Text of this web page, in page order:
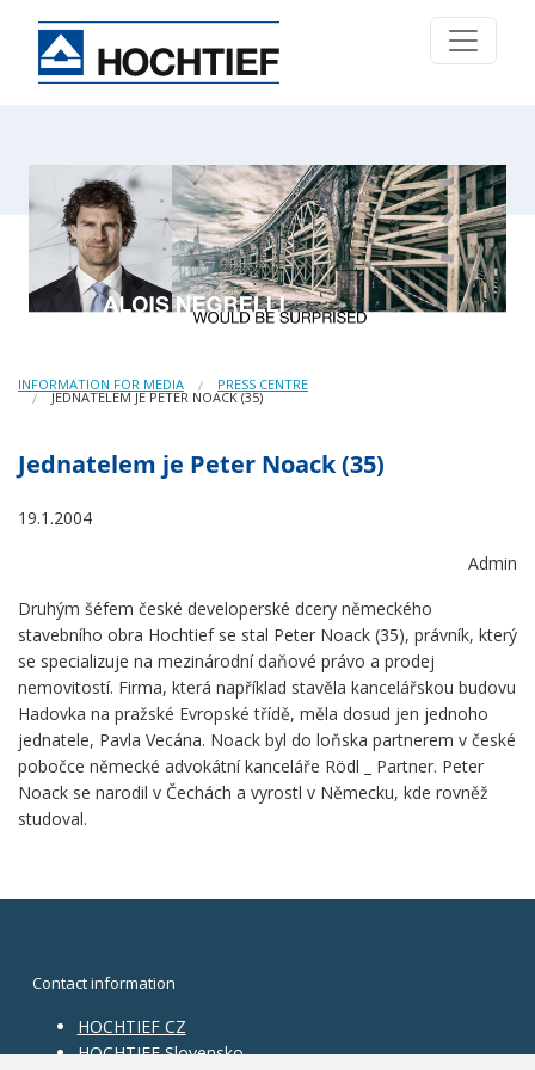
INFORMATION FOR MEDIA PRESS CENTRE
JEDNATELEM JE PETER NOACK (35)
Jednatelem je Peter Noack (35)
19.1.2004
Admin
Druhým šéfem české developerské dcery německého
stavebního obra Hochtief se stal Peter Noack (35), právník, který
se specializuje na mezinárodní daňové právo a prodej
nemovitostí. Firma, která například stavěla kancelářskou budovu
Hadovka na pražské Evropské třídě, měla dosud jen jednoho
jednatele, Pavla Vecána. Noack byl do loňska partnerem v české
pobočce německé advokátní kanceláře Rödl _ Partner. Peter
Noack se narodil v Čechách a vyrostl v Německu, kde rovněž
studoval.
Contact information
HOCHTIEF CZ
HOCHTIEF Slovensko